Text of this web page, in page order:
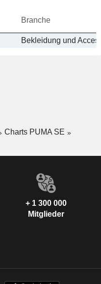
Branche
Charts PUMA SE
+ 1 300 000
Mitglieder